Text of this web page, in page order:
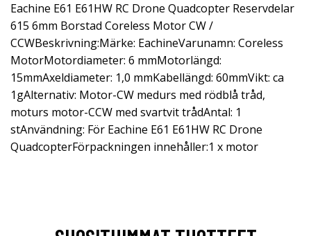
Eachine E61 E61HW RC Drone Quadcopter Reservdelar
615 6mm Borstad Coreless Motor CW /
CCWBeskrivning:Märke: EachineVarunamn: Coreless
MotorMotordiameter: 6 mmMotorlängd:
15mmAxeldiameter: 1,0 mmKabellängd: 60mmVikt: ca
1gAlternativ: Motor-CW medurs med rödblå tråd,
moturs motor-CCW med svartvit trådAntal: 1
stAnvändning: För Eachine E61 E61HW RC Drone
QuadcopterFörpackningen innehåller:1 x motor